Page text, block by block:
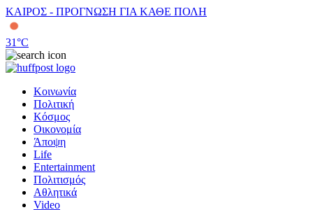
ΚΑΙΡΟΣ - ΠΡΟΓΝΩΣΗ ΓΙΑ ΚΑΘΕ ΠΟΛΗ
31°C
Κοινωνία
Πολιτική
Κόσμος
Οικονομία
Άποψη
Life
Entertainment
Πολιτισμός
Αθλητικά
Video